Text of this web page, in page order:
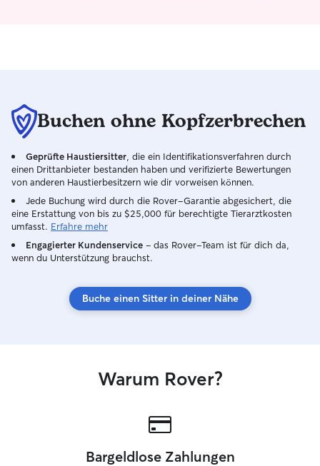
Buchen ohne Kopfzerbrechen
Geprüfte Haustiersitter , die ein Identifikationsverfahren durch
einen Drittanbieter bestanden haben und verifizierte Bewertungen
von anderen Haustierbesitzern wie dir vorweisen können.
Jede Buchung wird durch die Rover-Garantie abgesichert, die
eine Erstattung von bis zu $25,000 für berechtigte Tierarztkosten
umfasst. Erfahre mehr
Engagierter Kundenservice – das Rover-Team ist für dich da,
wenn du Unterstützung brauchst.
Buche einen Sitter in deiner Nähe
Warum Rover?
Bargeldlose Zahlungen